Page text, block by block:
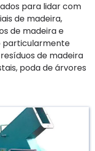
para lidar com
de madeira,
de madeira e
particularmente
de madeira
poda de árvores